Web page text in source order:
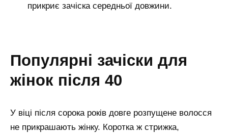
прикриє зачіска середньої довжини.
популярні зачіски для
жінок після 40
У віці після сорока років довге розпущене волосся
не прикрашають жінку. Коротка ж стрижка,